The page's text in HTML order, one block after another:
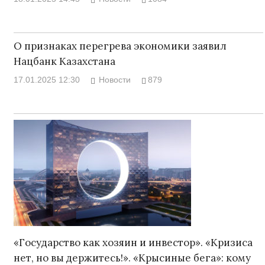
О признаках перегрева экономики заявил
Нацбанк Казахстана
17.01.2025 12:30 Новости 879
«Государство как хозяин и инвестор». «Кризиса
нет, но вы держитесь!». «Крысиные бега»: кому